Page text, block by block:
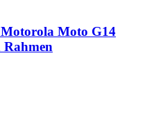
Moto G14
Rahmen